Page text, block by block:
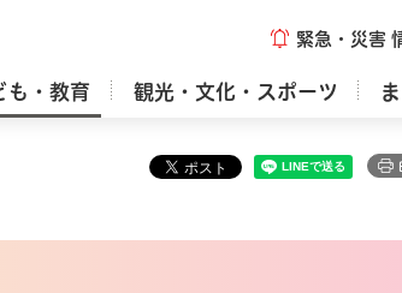
緊急・災害
も・教育 観光・文化・スポーツ